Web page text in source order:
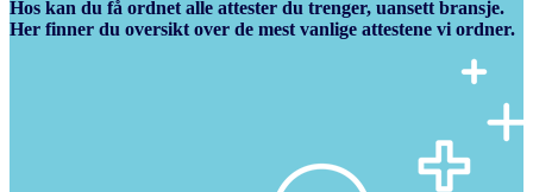
Hos kan du få ordnet alle attester du trenger, uansett bransje.
Her finner du oversikt over de mest vanlige attestene vi ordner.